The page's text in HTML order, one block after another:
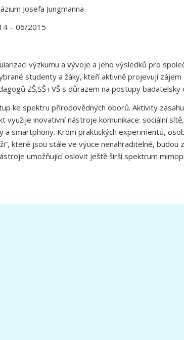
Josefa Jungmanna
2015
výzkumu a vývoje a jeho výsledků pro
studenty a žáky, kteří aktivně projevují
ZŠ,SŠ i VŠ s důrazem na postupy
ke spektru přírodovědných oborů. Aktivity
využije inovativní nástroje komunikace: sociální
a smartphony. Krom praktických experimentů,
které jsou stále ve výuce nenahraditelné,
umožňující oslovit ještě širší spektrum